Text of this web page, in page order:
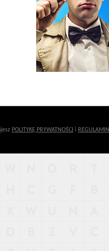
POLITYKĘ PRYWATNOŚCI i REGULAMIN